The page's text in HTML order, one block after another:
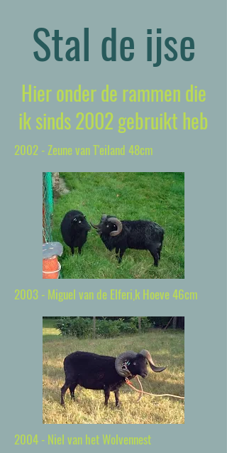
Stal de ijse
Hier onder de rammen die
ik sinds 2002 gebruikt heb
2002 - Zeune van T'eiland 48cm
2003 - Miguel van de Elferi,k Hoeve 46cm
2004 - Niel van het Wolvennest